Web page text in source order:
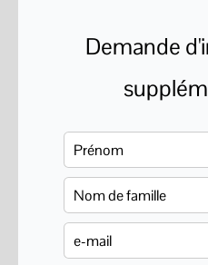
Demande